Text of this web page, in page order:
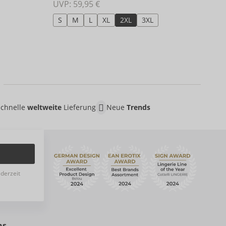
UVP: 59,95 €
S M L XL 2XL 3XL
weltweiteLieferung Neue Trends